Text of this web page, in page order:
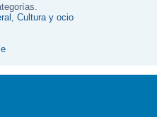
,Cultura y ocio